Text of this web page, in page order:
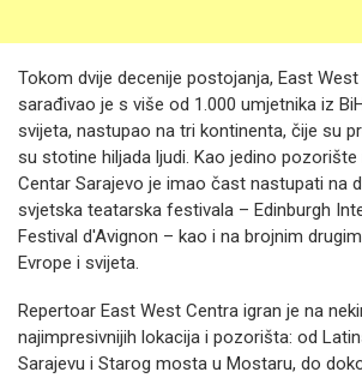
Tokom dvije decenije postojanja, East
sarađivao je s više od 1.000 umjetnika iz
svijeta, nastupao na tri kontinenta, čije su
su stotine hiljada ljudi. Kao jedino
Centar Sarajevo je imao čast nastupati na
svjetska teatarska festivala – Edinburgh
Festival d'Avignon – kao i na brojnim
Evrope i svijeta.
Repertoar East West Centra igran je na
najimpresivnijih lokacija i pozorišta: od
Sarajevu i Starog mosta u Mostaru, do